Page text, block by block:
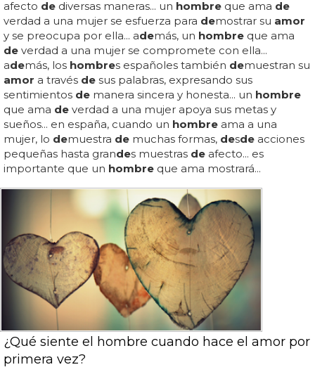
afecto de diversas maneras... un hombre que ama de
verdad a una mujer se esfuerza para demostrar su amor
y se preocupa por ella... además, un hombre que ama
de verdad a una mujer se compromete con ella...
además, los hombres españoles también demuestran su
amor a través de sus palabras, expresando sus
sentimientos de manera sincera y honesta... un hombre
que ama de verdad a una mujer apoya sus metas y
sueños... en españa, cuando un hombre ama a una
mujer, lo demuestra de muchas formas, desde acciones
pequeñas hasta grandes muestras de afecto... es
importante que un hombre que ama mostrará...
¿Qué siente el hombre cuando hace el amor por
primera vez?